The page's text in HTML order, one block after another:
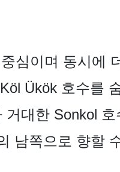
심이며 동시에
Ükök 호수를
대한 Sonkol
남쪽으로 향할